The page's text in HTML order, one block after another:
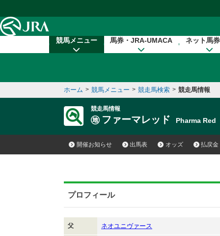
競馬メニュー 馬券・JRA-UMACA ネット馬
ホーム > 競馬メニュー > 競走馬検索 > 競走馬情報
競走馬情報
ファーマレッド Pharma Red
開催お知らせ 出馬表 オッズ 払戻金
プロフィール
父 ネオユニヴァース